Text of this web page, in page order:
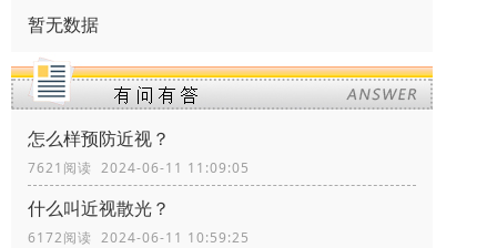
暂无数据
怎么样预防近视？
7621阅读 2024-06-11 11:09:05
什么叫近视散光？
6172阅读 2024-06-11 10:59:25